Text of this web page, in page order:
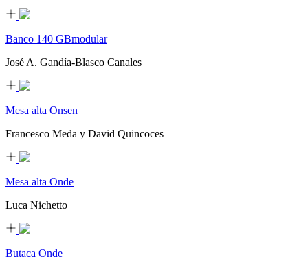
Banco 140 GBmodular
José A. Gandía-Blasco Canales
Mesa alta Onsen
Francesco Meda y David Quincoces
Mesa alta Onde
Luca Nichetto
Butaca Onde